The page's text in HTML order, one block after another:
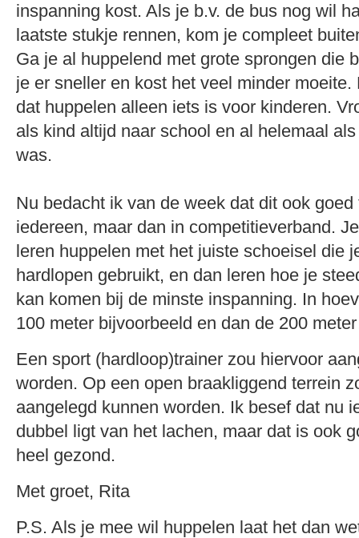
inspanning kost. Als je b.v. de bus nog wil
laatste stukje rennen, kom je compleet
Ga je al huppelend met grote sprongen die
je er sneller en kost het veel minder moeite.
dat huppelen alleen iets is voor kinderen.
als kind altijd naar school en al helemaal
was.
Nu bedacht ik van de week dat dit ook
iedereen, maar dan in competitieverband.
leren huppelen met het juiste schoeisel die
hardlopen gebruikt, en dan leren hoe je
kan komen bij de minste inspanning. In
100 meter bijvoorbeeld en dan de 200
Een sport (hardloop)trainer zou hiervoor
worden. Op een open braakliggend terrein
aangelegd kunnen worden. Ik besef dat nu
dubbel ligt van het lachen, maar dat is ook
heel gezond.
Met groet, Rita
P.S. Als je mee wil huppelen laat het dan